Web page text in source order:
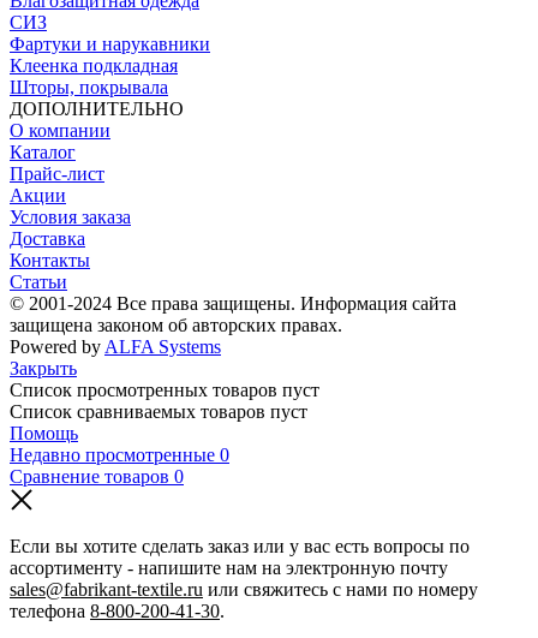
СИЗ
Фартуки и нарукавники
Клеенка подкладная
Шторы, покрывала
ДОПОЛНИТЕЛЬНО
О компании
Каталог
Прайс-лист
Акции
Условия заказа
Доставка
Контакты
Статьи
© 2001-2024 Все права защищены. Информация сайта
защищена законом об авторских правах.
Powered by ALFA Systems
Закрыть
Список просмотренных товаров пуст
Список сравниваемых товаров пуст
Помощь
Недавно просмотренные 0
Сравнение товаров 0
Если вы хотите сделать заказ или у вас есть вопросы по
ассортименту - напишите нам на электронную почту
sales@fabrikant-textile.ru или свяжитесь с нами по номеру
телефона 8-800-200-41-30.